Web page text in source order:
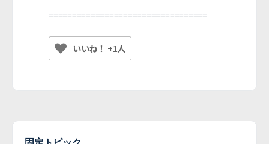
==================================
いいね！ +1人